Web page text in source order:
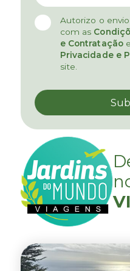
Autorizo o
com as
e Contratação e
Privacidade e
site.